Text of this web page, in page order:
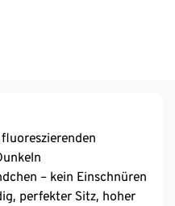
– kein Einschnüren
perfekter Sitz, hoher